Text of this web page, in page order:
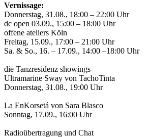
Vernissage:
Donnerstag, 31.08., 18:00 – 22:00 Uhr
dc open 03.09., 15:00 – 18:00 Uhr
offene ateliers Köln
Freitag, 15.09., 17:00 – 21:00 Uhr
Sa. & So., 16. – 17.09., 14:00 –18:00 Uhr
die Tanzresidenz showings
Ultramarine Sway von TachoTinta
Donnerstag, 31.08., 19:00 Uhr
La EnKorsetá von Sara Blasco
Sonntag, 17.09., 16:00 Uhr
Radioübertragung und Chat